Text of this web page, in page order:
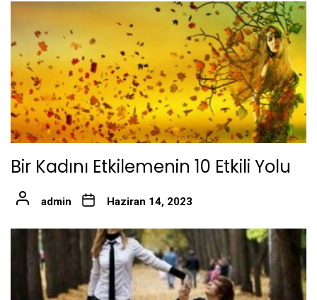
Bir Kadını Etkilemenin 10 Etkili Yolu
admin Haziran 14, 2023